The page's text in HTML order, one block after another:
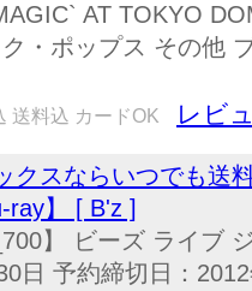
AT TOKYO
・ポップス その他
送料込 カードOK レビ
クスならいつでも送
ray】 [ B'z ]
】 ビーズ ライブ
日 予約締切日：